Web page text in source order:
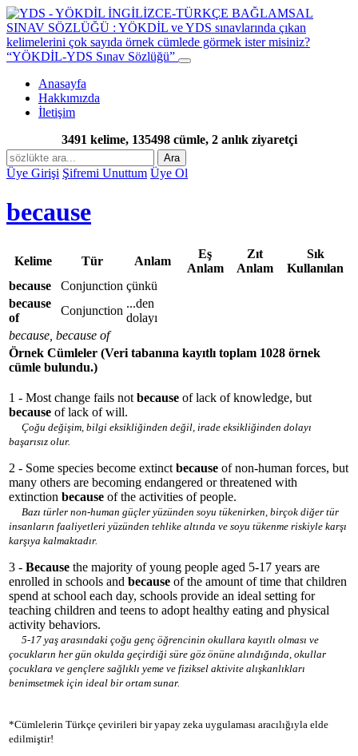
“YÖKDİL-YDS Sınav Sözlüğü”
Anasayfa
Hakkımızda
İletişim
3491 kelime, 135498 cümle, 2 anlık ziyaretçi
Ara
Üye Girişi Şifremi Unuttum Üye Ol
because
Kelime Tür Anlam
Eş
Anlam
Zıt
Anlam
Sık
Kullanılan
because
Conjunction çünkü
because
of
Conjunction
...den
dolayı
because, because of
Örnek Cümleler (Veri tabanına kayıtlı toplam 1028 örnek
cümle bulundu.)
1 - Most change fails not because of lack of knowledge, but
because of lack of will.
Çoğu değişim, bilgi eksikliğinden değil, irade eksikliğinden dolayı
başarısız olur.
2 - Some species become extinct because of non-human forces, but
many others are becoming endangered or threatened with
extinction because of the activities of people.
Bazı türler non-human güçler yüzünden soyu tükenirken, birçok diğer tür
insanların faaliyetleri yüzünden tehlike altında ve soyu tükenme riskiyle karşı
karşıya kalmaktadır.
3 - Because the majority of young people aged 5-17 years are
enrolled in schools and because of the amount of time that children
spend at school each day, schools provide an ideal setting for
teaching children and teens to adopt healthy eating and physical
activity behaviors.
5-17 yaş arasındaki çoğu genç öğrencinin okullara kayıtlı olması ve
çocukların her gün okulda geçirdiği süre göz önüne alındığında, okullar
çocuklara ve gençlere sağlıklı yeme ve fiziksel aktivite alışkanlıkları
benimsetmek için ideal bir ortam sunar.
*Cümlelerin Türkçe çevirileri bir yapay zeka uygulaması aracılığıyla elde
edilmiştir!